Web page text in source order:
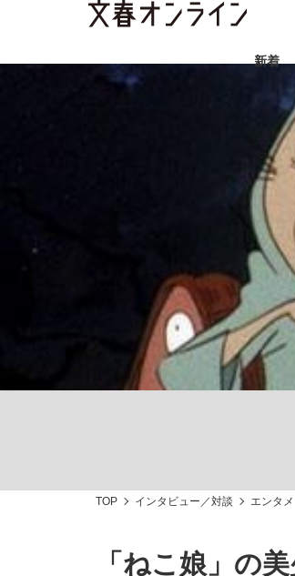
新着
スクー
《BTS厳戒トーキョー
「最悪の空気のまま解
終戦から81年
私のあのとき、私のいま
TOP インタビュー／対談 エンタメ
「ねこ娘」の